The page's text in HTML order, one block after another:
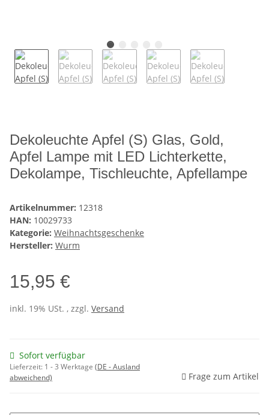
Dekoleuchte Apfel (S) Glas, Gold,
Apfel Lampe mit LED Lichterkette,
Dekolampe, Tischleuchte, Apfellampe
Artikelnummer: 12318
HAN: 10029733
Kategorie: Weihnachtsgeschenke
Hersteller: Wurm
15,95 €
inkl. 19% USt. , zzgl. Versand
Sofort verfügbar
Lieferzeit: 1 - 3 Werktage (DE - Ausland
abweichend)
Frage zum Artikel